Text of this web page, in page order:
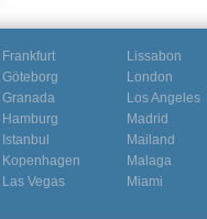
Frankfurt
Göteborg
Granada
Hamburg
Istanbul
Kopenhagen
Las Vegas
Lissabon
London
Los Angeles
Madrid
Mailand
Malaga
Miami